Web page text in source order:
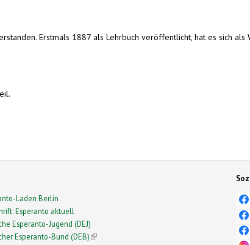
Erstmals 1887 als Lehrbuch veröffentlicht, hat es sich als
Laden Berlin
Esperanto aktuell
Esperanto-Jugend (DEJ)
Esperanto-Bund (DEB)(link is external)